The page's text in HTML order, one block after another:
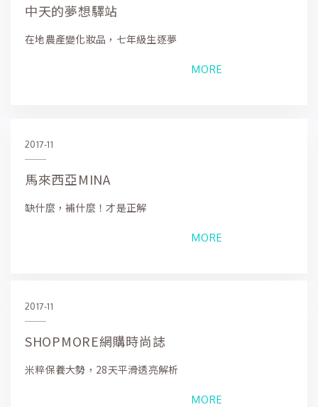
中天的夢想驛站
在地農產變化妝品，七年級生逐夢
MORE
2017-11
馬來西亞MINA
缺什麼，補什麼！才是正解
MORE
2017-11
SHOPMORE網購時尚誌
米粹保養大勢，28天平滑透亮解析
MORE